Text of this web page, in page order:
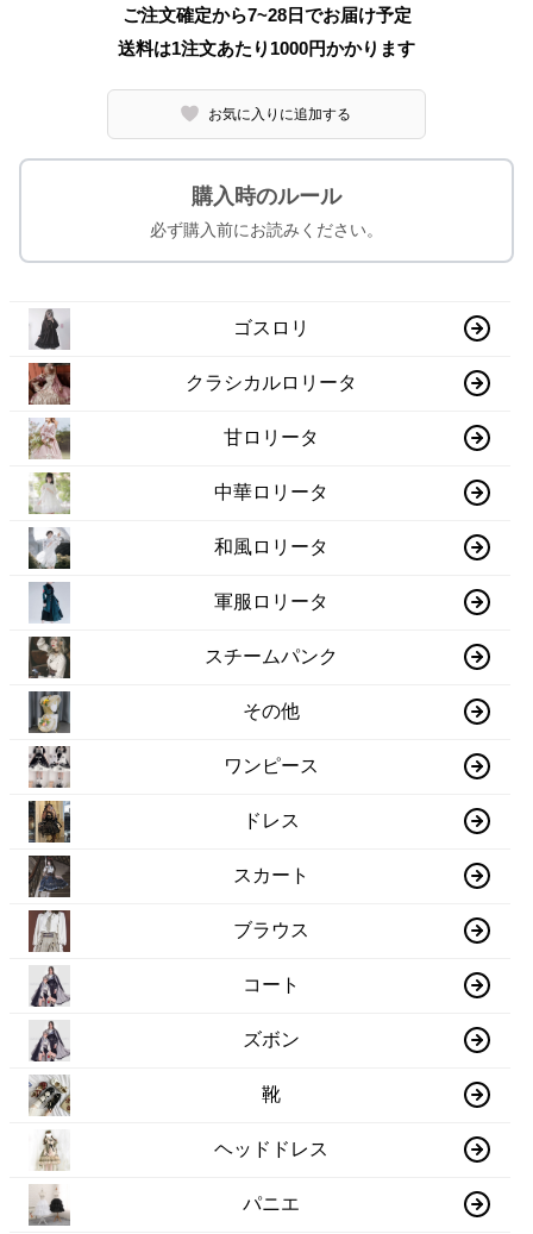
ご注文確定から7~28日でお届け予定
送料は1注文あたり 1000円かかります
お気に入りに追加する
購入時のルール
必ず購入前にお読みください。
ゴスロリ
クラシカルロリータ
甘ロリータ
中華ロリータ
和風ロリータ
軍服ロリータ
スチームパンク
その他
ワンピース
ドレス
スカート
ブラウス
コート
ズボン
靴
ヘッドドレス
パニエ